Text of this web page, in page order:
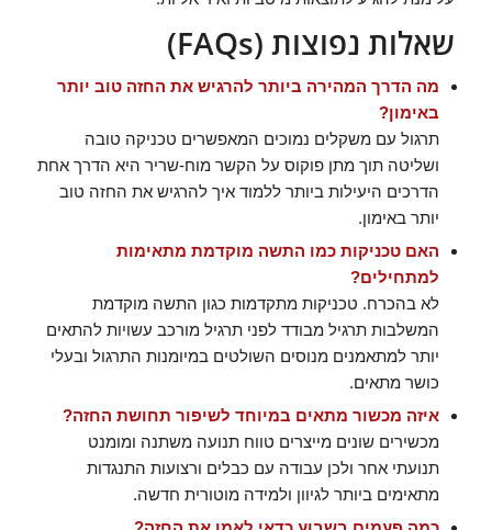
שאלות נפוצות (FAQs)
מה הדרך המהירה ביותר להרגיש את החזה טוב יותר
באימון?
תרגול עם משקלים נמוכים המאפשרים טכניקה טובה
ושליטה תוך מתן פוקוס על הקשר מוח-שריר היא הדרך אחת
הדרכים היעילות ביותר ללמוד איך להרגיש את החזה טוב
יותר באימון.
האם טכניקות כמו התשה מוקדמת מתאימות
למתחילים?
לא בהכרח. טכניקות מתקדמות כגון התשה מוקדמת
המשלבות תרגיל מבודד לפני תרגיל מורכב עשויות להתאים
יותר למתאמנים מנוסים השולטים במיומנות התרגול ובעלי
כושר מתאים.
איזה מכשור מתאים במיוחד לשיפור תחושת החזה?
מכשירים שונים מייצרים טווח תנועה משתנה ומומנט
תנועתי אחר ולכן עבודה עם כבלים ורצועות התנגדות
מתאימים ביותר לגיוון ולמידה מוטורית חדשה.